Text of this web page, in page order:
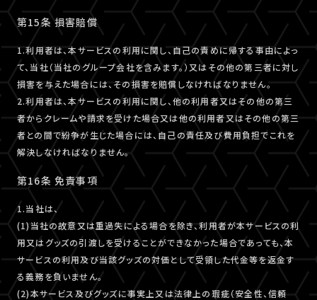
第15条 損害賠償
1.利用者は、本サービスの利用に関し、自己の責めに帰する事由によっ
て、当社（当社のグループ会社を含みます。）又はその他の第三者に対し
損害を与えた場合には、その損害を賠償しなければなりません。
2.利用者は、本サービスの利用に関し、他の利用者又はその他の第三
者からクレームや請求を受けた場合又は他の利用者又はその他の第三
者との間で紛争が生じた場合には、自己の責任及び費用負担でこれを
解決しなければなりません。
第16条 免責事項
1.当社は、
(1)当社の故意又は重過失による場合を除き、利用者が本サービスの利
用又はグッズの引渡しを受けることができなかった場合であっても、本
サービスの利用及び当該グッズの対価として受領した代金等を返金す
る義務を負いません。
(2)本サービス及びグッズに事実上又は法律上の瑕疵（安全性、信頼